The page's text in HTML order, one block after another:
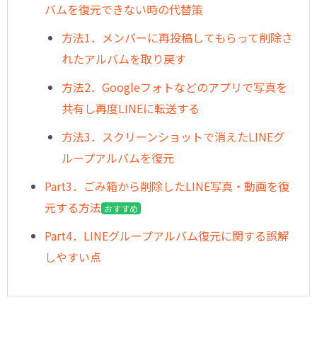
バムを復元できない時の代替策
方法1．メンバーに再投稿してもらって削除さ
れたアルバムを取り戻す
方法2．Googleフォトなどのアプリで写真を
共有し再度LINEに転送する
方法3．スクリーンショットで消えたLINEグ
ループアルバムを復元
︎Part3．ごみ箱から削除したLINE写真・動画を復
元する方法 おすすめ
︎Part4．LINEグループアルバム復元に関する誤解
しやすい点